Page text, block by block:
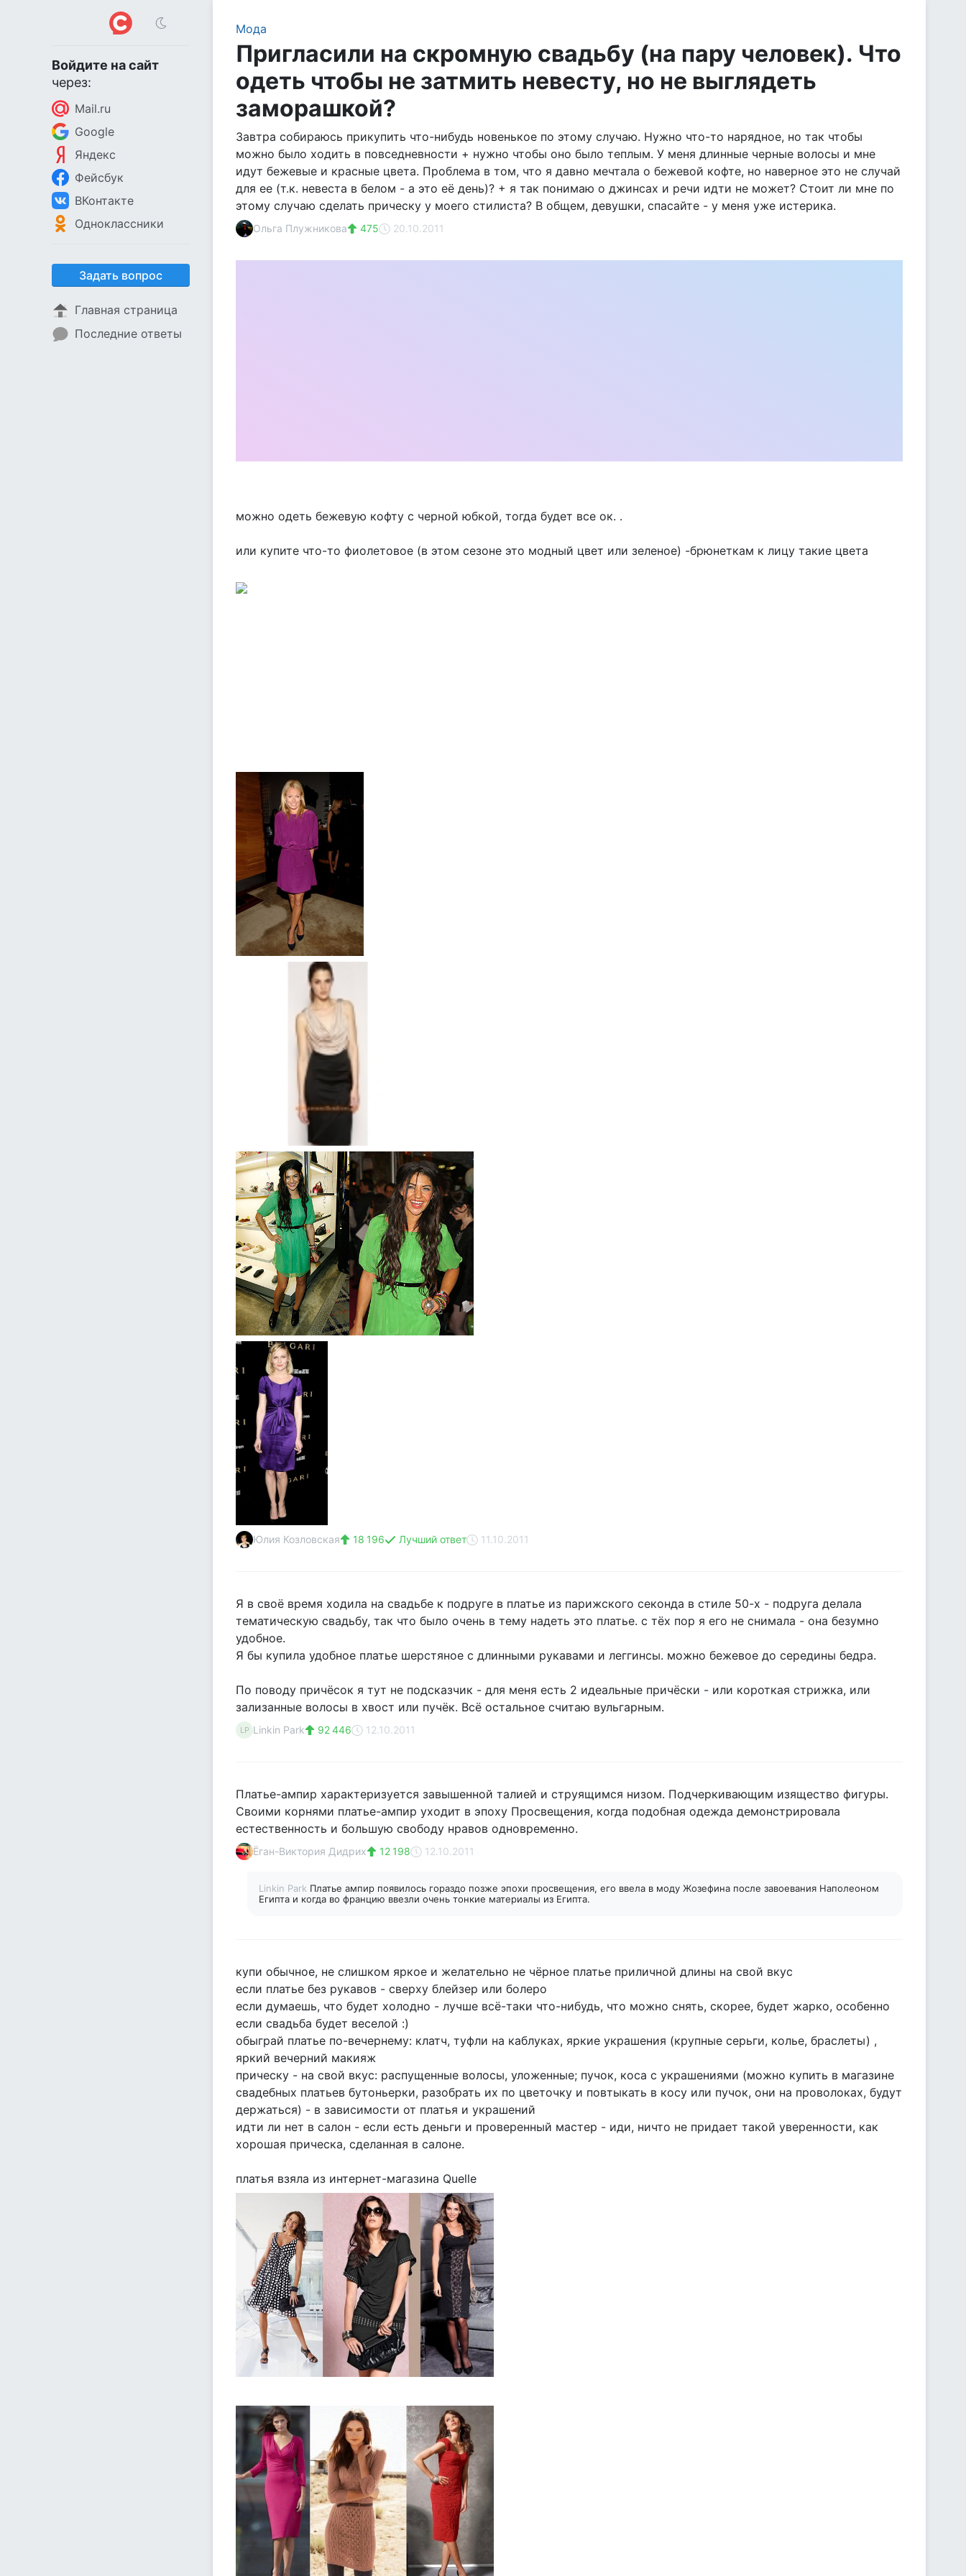
Войдите на сайт
через:
Mail.ru
Google
Яндекс
Фейсбук
ВКонтакте
Одноклассники
Задать вопрос
Главная страница
Последние ответы
Мода
Пригласили на скромную свадьбу (на пару человек). Что
одеть чтобы не затмить невесту, но не выглядеть
заморашкой?
Завтра собираюсь прикупить что-нибудь новенькое по этому случаю. Нужно что-то нарядное, но так чтобы
можно было ходить в повседневности + нужно чтобы оно было теплым. У меня длинные черные волосы и мне
идут бежевые и красные цвета. Проблема в том, что я давно мечтала о бежевой кофте, но наверное это не случай
для ее (т.к. невеста в белом - а это её день)? + я так понимаю о джинсах и речи идти не может? Стоит ли мне по
этому случаю сделать прическу у моего стилиста? В общем, девушки, спасайте - у меня уже истерика.
Ольга Плужникова 475 20.10.2011
можно одеть бежевую кофту с черной юбкой, тогда будет все ок. .
или купите что-то фиолетовое (в этом сезоне это модный цвет или зеленое) -брюнеткам к лицу такие цвета
Юлия Козловская 18 196 Лучший ответ 11.10.2011
Я в своё время ходила на свадьбе к подруге в платье из парижского секонда в стиле 50-х - подруга делала
тематическую свадьбу, так что было очень в тему надеть это платье. с тёх пор я его не снимала - она безумно
удобное.
Я бы купила удобное платье шерстяное с длинными рукавами и леггинсы. можно бежевое до середины бедра.
По поводу причёсок я тут не подсказчик - для меня есть 2 идеальные причёски - или короткая стрижка, или
зализанные волосы в хвост или пучёк. Всё остальное считаю вульгарным.
LP Linkin Park 92 446 12.10.2011
Платье-ампир характеризуется завышенной талией и струящимся низом. Подчеркивающим изящество фигуры.
Своими корнями платье-ампир уходит в эпоху Просвещения, когда подобная одежда демонстрировала
естественность и большую свободу нравов одновременно.
Ёган-Виктория Дидрих 12 198 12.10.2011
Linkin Park Платье ампир появилось гораздо позже эпохи просвещения, его ввела в моду Жозефина после завоевания Наполеоном
Египта и когда во францию ввезли очень тонкие материалы из Египта.
купи обычное, не слишком яркое и желательно не чёрное платье приличной длины на свой вкус
если платье без рукавов - сверху блейзер или болеро
если думаешь, что будет холодно - лучше всё-таки что-нибудь, что можно снять, скорее, будет жарко, особенно
если свадьба будет веселой :)
обыграй платье по-вечернему: клатч, туфли на каблуках, яркие украшения (крупные серьги, колье, браслеты) ,
яркий вечерний макияж
прическу - на свой вкус: распущенные волосы, уложенные; пучок, коса с украшениями (можно купить в магазине
свадебных платьев бутоньерки, разобрать их по цветочку и повтыкать в косу или пучок, они на проволоках, будут
держаться) - в зависимости от платья и украшений
идти ли нет в салон - если есть деньги и проверенный мастер - иди, ничто не придает такой уверенности, как
хорошая прическа, сделанная в салоне.
платья взяла из интернет-магазина Quelle